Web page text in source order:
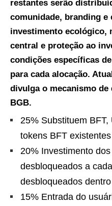
restantes serão
comunidade, branding
investimento ecológico,
central e proteção ao
condições específicas
para cada alocação.
divulga o mecanismo de
BGB.
25% Substituem
tokens BFT existentes
20% Investimento
desbloqueados a
desbloqueados
15% Entrada do